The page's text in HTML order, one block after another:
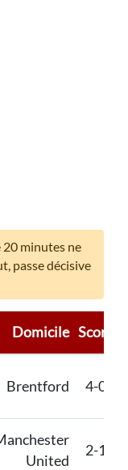
20 minutes ne
passe décisive
Domicile Score
Brentford 4-0
United
2-1